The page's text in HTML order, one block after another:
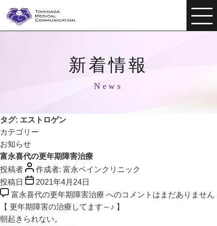
新着情報
News
タグ: エストロゲン
カテゴリー
お知らせ
富永喜代の更年期障害治療
投稿者
作成者: 富永ペインクリニック
投稿日
2021年4月24日
富永喜代の更年期障害治療 へのコメントはまだありません
【 更年期障害の治療してます～♪ 】
朝起きられない。